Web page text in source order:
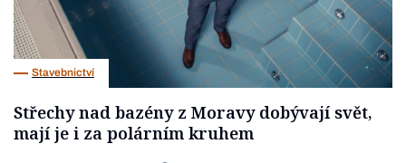
Stavebnictví
Střechy nad bazény z Moravy dobývají svět,
mají je i za polárním kruhem